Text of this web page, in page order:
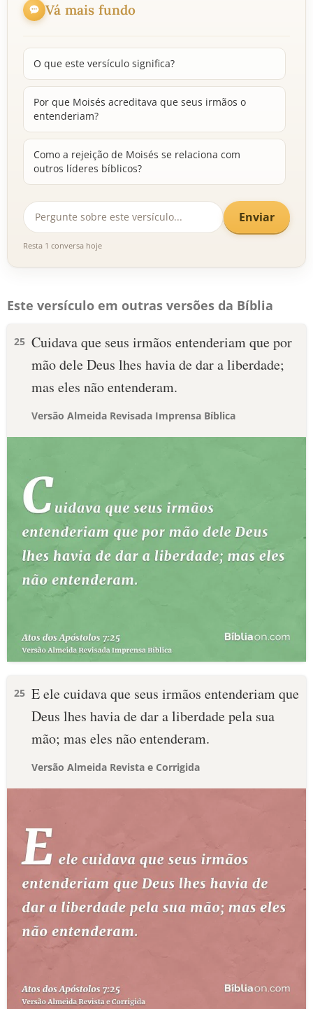
Vá mais fundo
O que este versículo significa?
Por que Moisés acreditava que seus irmãos o
entenderiam?
Como a rejeição de Moisés se relaciona com
outros líderes bíblicos?
Enviar
Resta 1 conversa hoje
Este versículo em outras versões da Bíblia
25 Cuidava que seus irmãos entenderiam que por
mão dele Deus lhes havia de dar a liberdade;
mas eles não entenderam.
Versão Almeida Revisada Imprensa Bíblica
25 E ele cuidava que seus irmãos entenderiam que
Deus lhes havia de dar a liberdade pela sua
mão; mas eles não entenderam.
Versão Almeida Revista e Corrigida